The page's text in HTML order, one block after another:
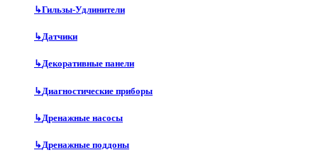
↳Гильзы-Удлинители
↳Датчики
↳Декоративные панели
↳Диагностические приборы
↳Дренажные насосы
↳Дренажные поддоны